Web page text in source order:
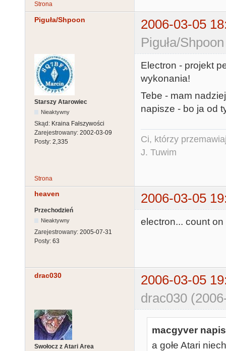
Strona
Piguła/Shpoon
2006-03-05
Piguła/
Starszy Atarowiec
Nieaktywny
Skąd: Kraina Fałszywości
Zarejestrowany: 2002-03-09
Posty: 2,335
Electron - projekt
wykonania!
Tebe - mam
napisze - bo ja od
Ci, którzy
J. Tuwim
Strona
heaven 2006-03-05
Przechodzień
Nieaktywny
Zarejestrowany: 2005-07-31
Posty: 63
electron... count
drac030
2006-03-05
drac030
Swołocz z Atari Area
macgyver
a gołe Atari